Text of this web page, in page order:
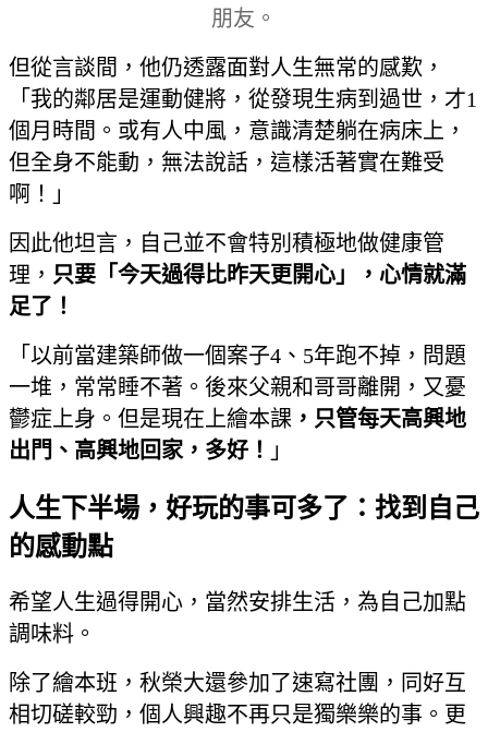
朋友。
但從言談間，他仍透露面對人生無常的感歎，
「我的鄰居是運動健將，從發現生病到過世，才1
個月時間。或有人中風，意識清楚躺在病床上，
但全身不能動，無法說話，這樣活著實在難受
啊！」
因此他坦言，自己並不會特別積極地做健康管
理， 只要「今天過得比昨天更開心」，心情就滿
足了！
「以前當建築師做一個案子4、5年跑不掉，問題
一堆，常常睡不著。後來父親和哥哥離開，又憂
鬱症上身。但是現在上繪本課 ，只管每天高興地
出門、高興地回家，多好！ 」
人生下半場，好玩的事可多了：找到自己
的感動點
希望人生過得開心，當然安排生活，為自己加點
調味料。
除了繪本班，秋榮大還參加了速寫社團，同好互
相切磋較勁，個人興趣不再只是獨樂樂的事。更